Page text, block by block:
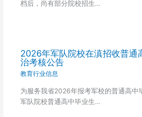
档后，尚有部分院校招生…
2026年军队院校在滇招收普通
治考核公告
教育行业信息
为服务我省2026年报考军校的普通高中
军队院校普通高中毕业生…